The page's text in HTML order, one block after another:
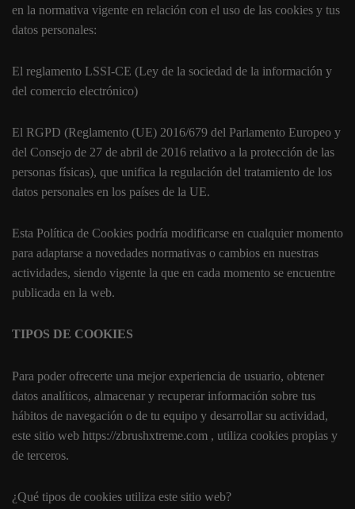
en la normativa vigente en relación con el uso de las cookies y tus
datos personales:
El reglamento LSSI-CE (Ley de la sociedad de la información y
del comercio electrónico)
El RGPD (Reglamento (UE) 2016/679 del Parlamento Europeo y
del Consejo de 27 de abril de 2016 relativo a la protección de las
personas físicas), que unifica la regulación del tratamiento de los
datos personales en los países de la UE.
Esta Política de Cookies podría modificarse en cualquier momento
para adaptarse a novedades normativas o cambios en nuestras
actividades, siendo vigente la que en cada momento se encuentre
publicada en la web.
TIPOS DE COOKIES
Para poder ofrecerte una mejor experiencia de usuario, obtener
datos analíticos, almacenar y recuperar información sobre tus
hábitos de navegación o de tu equipo y desarrollar su actividad,
este sitio web https://zbrushxtreme.com , utiliza cookies propias y
de terceros.
¿Qué tipos de cookies utiliza este sitio web?